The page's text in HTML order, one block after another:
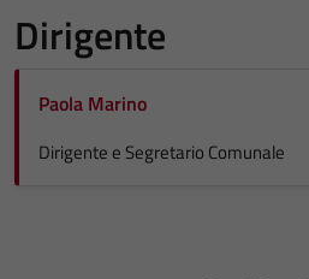
Dirigente
Paola Marino
Dirigente e Segretario Comunale